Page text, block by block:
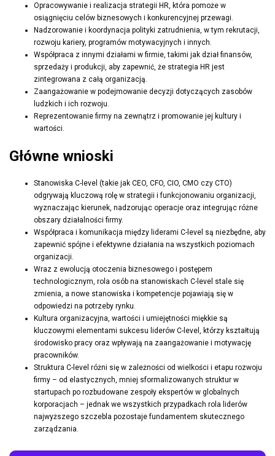
Opracowywanie i realizacja strategii HR, która pomoże w
osiągnięciu celów biznesowych i konkurencyjnej przewagi.
Nadzorowanie i koordynacja polityki zatrudnienia, w tym rekrutacji,
rozwoju kariery, programów motywacyjnych i innych.
Współpraca z innymi działami w firmie, takimi jak dział finansów,
sprzedaży i produkcji, aby zapewnić, że strategia HR jest
zintegrowana z całą organizacją.
Zaangażowanie w podejmowanie decyzji dotyczących zasobów
ludzkich i ich rozwoju.
Reprezentowanie firmy na zewnątrz i promowanie jej kultury i
wartości.
Główne wnioski
Stanowiska C-level (takie jak CEO, CFO, CIO, CMO czy CTO)
odgrywają kluczową rolę w strategii i funkcjonowaniu organizacji,
wyznaczając kierunek, nadzorując operacje oraz integrując różne
obszary działalności firmy.
Współpraca i komunikacja między liderami C-level są niezbędne, aby
zapewnić spójne i efektywne działania na wszystkich poziomach
organizacji.
Wraz z ewolucją otoczenia biznesowego i postępem
technologicznym, rola osób na stanowiskach C-level stale się
zmienia, a nowe stanowiska i kompetencje pojawiają się w
odpowiedzi na potrzeby rynku.
Kultura organizacyjna, wartości i umiejętności miękkie są
kluczowymi elementami sukcesu liderów C-level, którzy kształtują
środowisko pracy oraz wpływają na zaangażowanie i motywację
pracowników.
Struktura C-level różni się w zależności od wielkości i etapu rozwoju
firmy – od elastycznych, mniej sformalizowanych struktur w
startupach po rozbudowane zespoły ekspertów w globalnych
korporacjach – jednak we wszystkich przypadkach rola liderów
najwyższego szczebla pozostaje fundamentem skutecznego
zarządzania.